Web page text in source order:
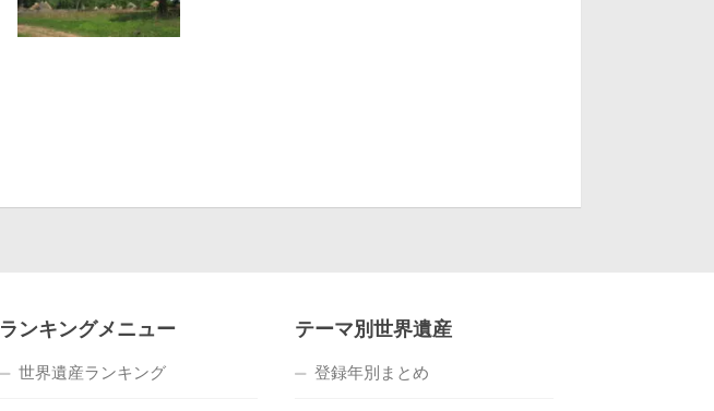
ランキングメニュー
世界遺産ランキング
テーマ別世界遺産
登録年別まとめ